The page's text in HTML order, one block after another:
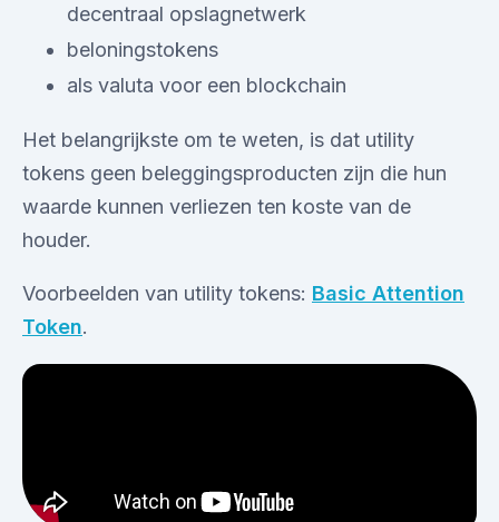
decentraal opslagnetwerk
beloningstokens
als valuta voor een blockchain
Het belangrijkste om te weten, is dat utility
tokens geen beleggingsproducten zijn die hun
waarde kunnen verliezen ten koste van de
houder.
Voorbeelden van utility tokens: Basic Attention
Token.